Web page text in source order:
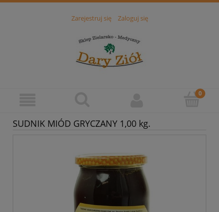
Zarejestruj się Zaloguj się
SUDNIK MIÓD GRYCZANY 1,00 kg.